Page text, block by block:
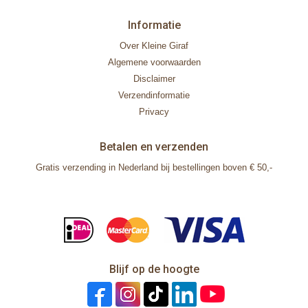
Informatie
Over Kleine Giraf
Algemene voorwaarden
Disclaimer
Verzendinformatie
Privacy
Betalen en verzenden
Gratis verzending in Nederland bij bestellingen boven € 50,-
Blijf op de hoogte